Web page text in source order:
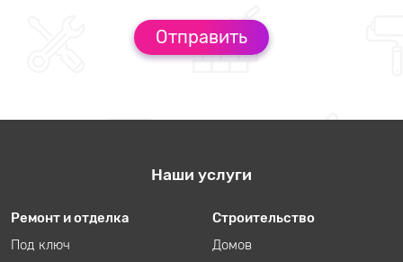
Наши услуги
Ремонт и отделка
Под ключ
Строительство
Домов